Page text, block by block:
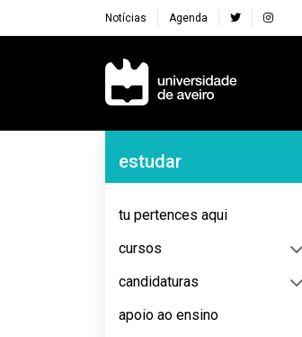
Notícias Agenda
Navegação Principal
Navegação Lateral
estudar
tu pertences aqui
cursos
candidaturas
apoio ao ensino